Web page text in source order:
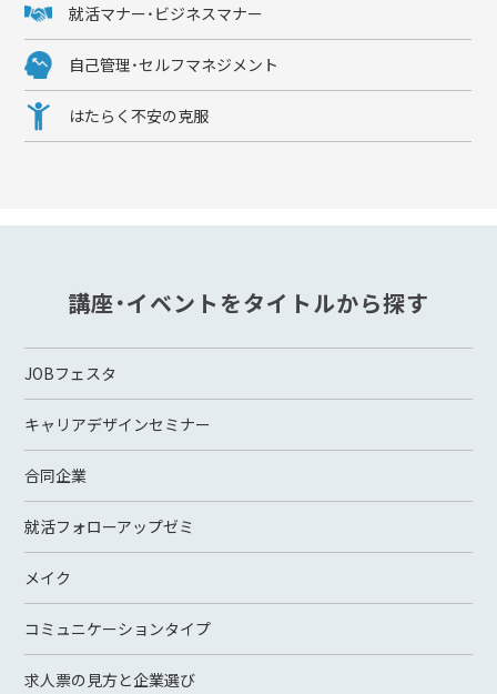
就活マナー・ビジネスマナー
自己管理・セルフマネジメント
はたらく不安の克服
講座・イベントをタイトルから探す
JOBフェスタ
キャリアデザインセミナー
合同企業
就活フォローアップゼミ
メイク
コミュニケーションタイプ
求人票の見方と企業選び